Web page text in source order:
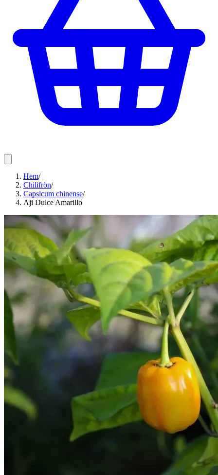
Hem/
Chilifrön/
Capsicum chinense/
Aji Dulce Amarillo